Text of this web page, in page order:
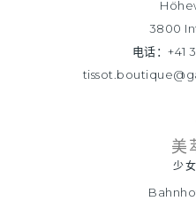
3800
电话：+41
美
少